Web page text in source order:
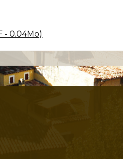
- 0.04Mo)